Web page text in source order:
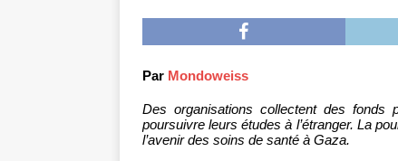
Par Mondoweiss
Des organisations collectent des
poursuivre leurs études à l’étranger. La
l’avenir des soins de santé à Gaza.